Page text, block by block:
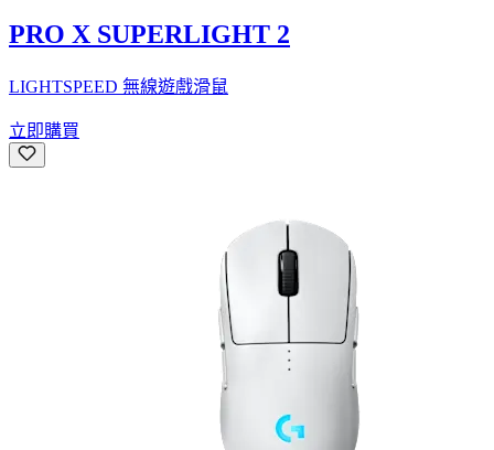
PRO X SUPERLIGHT 2
LIGHTSPEED 無線遊戲滑鼠
立即購買